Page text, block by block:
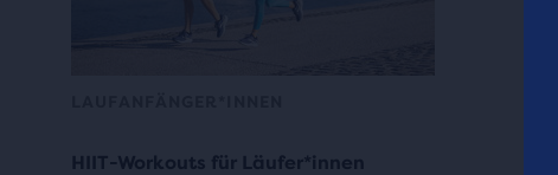
HIIT-Workouts für Läufer*innen